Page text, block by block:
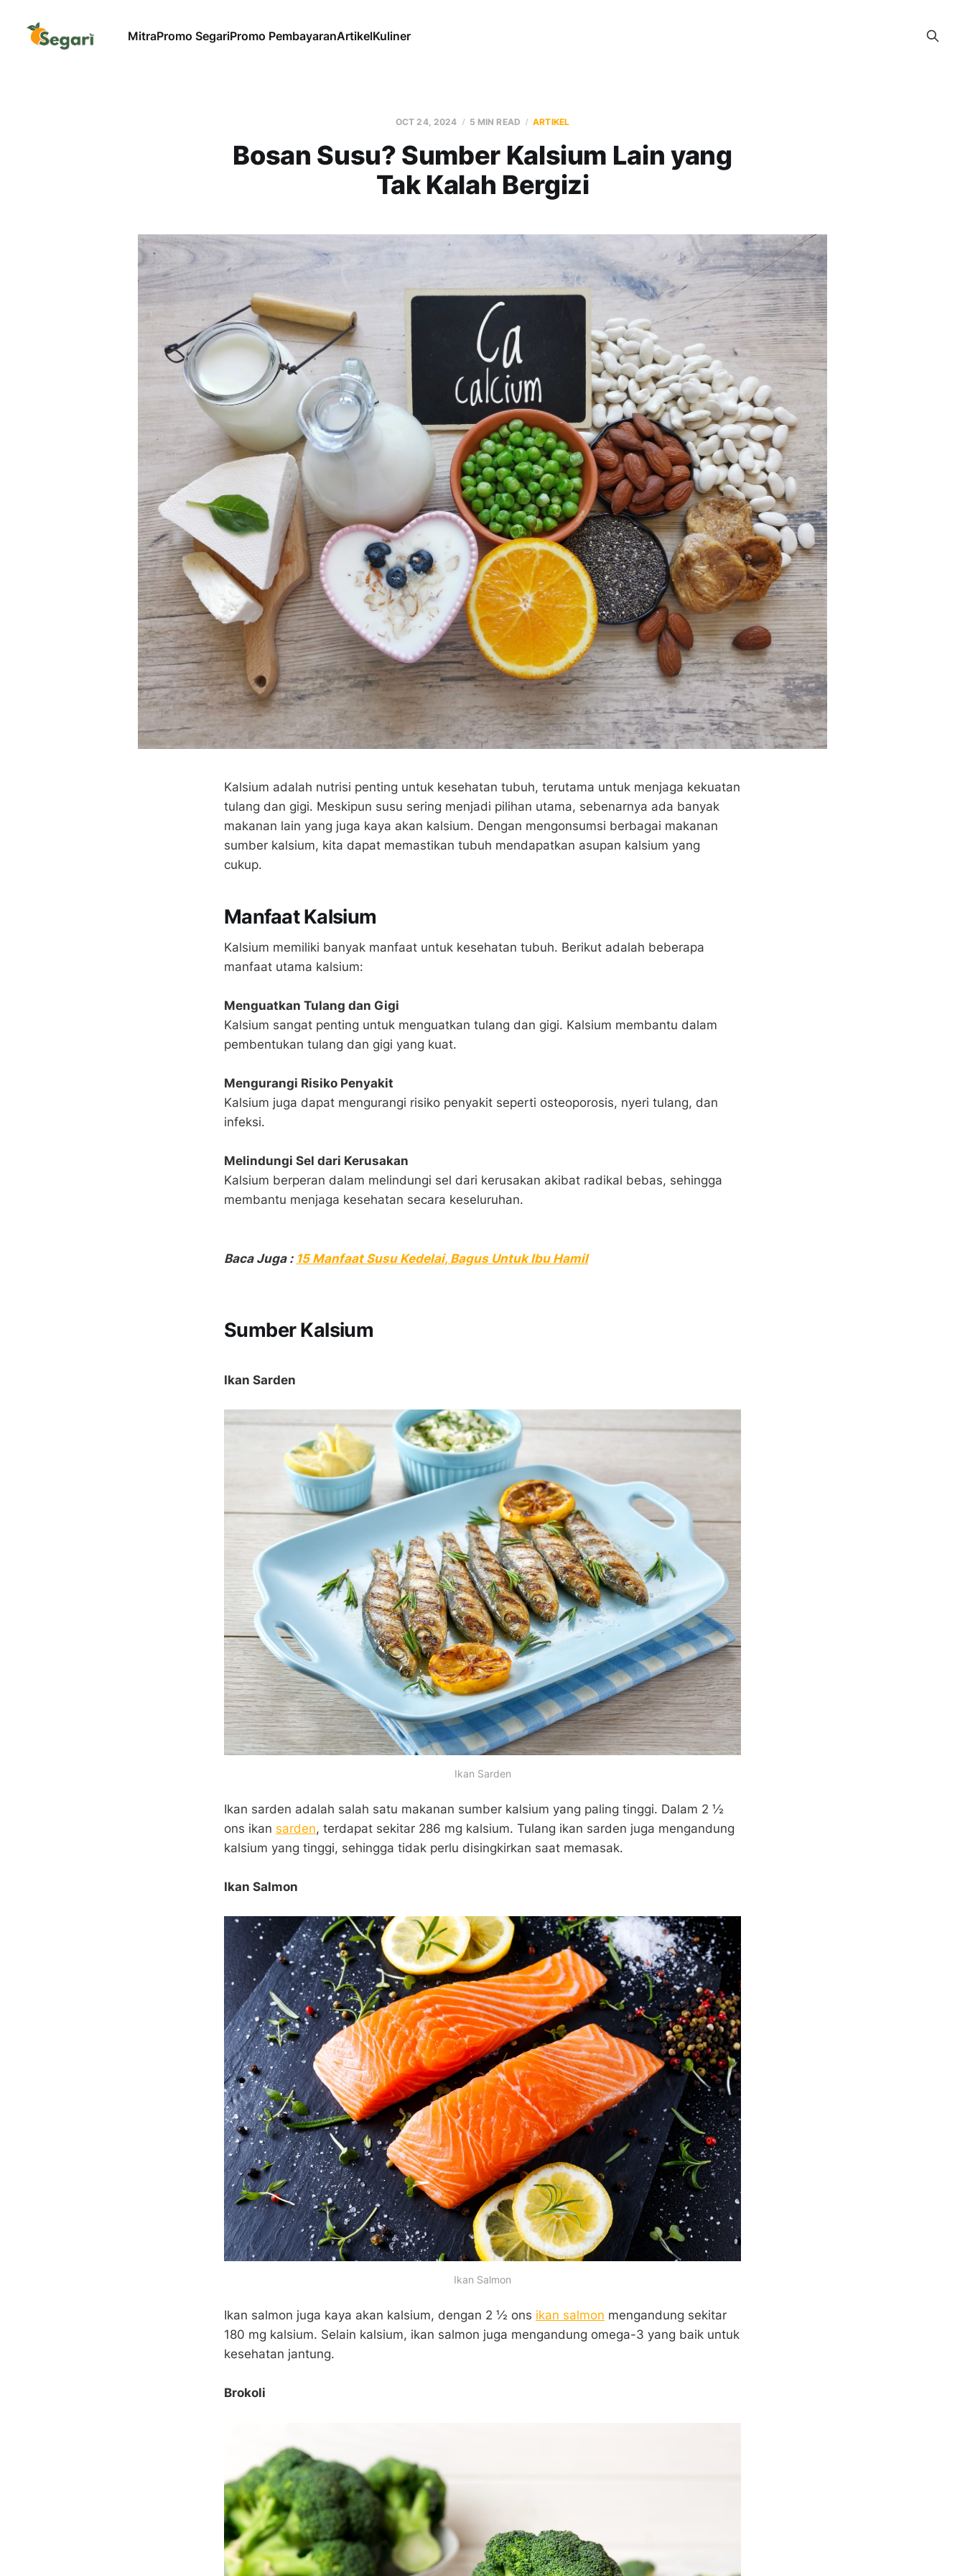
MitraPromo SegariPromo PembayaranArtikelKuliner
OCT 24, 2024 5 MIN READ ARTIKEL
Bosan Susu? Sumber Kalsium Lain yang
Tak Kalah Bergizi
Kalsium adalah nutrisi penting untuk kesehatan tubuh, terutama untuk menjaga kekuatan
tulang dan gigi. Meskipun susu sering menjadi pilihan utama, sebenarnya ada banyak
makanan lain yang juga kaya akan kalsium. Dengan mengonsumsi berbagai makanan
sumber kalsium, kita dapat memastikan tubuh mendapatkan asupan kalsium yang
cukup.
Manfaat Kalsium
Kalsium memiliki banyak manfaat untuk kesehatan tubuh. Berikut adalah beberapa
manfaat utama kalsium:
Menguatkan Tulang dan Gigi
Kalsium sangat penting untuk menguatkan tulang dan gigi. Kalsium membantu dalam
pembentukan tulang dan gigi yang kuat.
Mengurangi Risiko Penyakit
Kalsium juga dapat mengurangi risiko penyakit seperti osteoporosis, nyeri tulang, dan
infeksi.
Melindungi Sel dari Kerusakan
Kalsium berperan dalam melindungi sel dari kerusakan akibat radikal bebas, sehingga
membantu menjaga kesehatan secara keseluruhan.
Baca Juga : 15 Manfaat Susu Kedelai, Bagus Untuk Ibu Hamil
Sumber Kalsium
Ikan Sarden
Ikan Sarden
Ikan sarden adalah salah satu makanan sumber kalsium yang paling tinggi. Dalam 2 ½
ons ikan sarden, terdapat sekitar 286 mg kalsium. Tulang ikan sarden juga mengandung
kalsium yang tinggi, sehingga tidak perlu disingkirkan saat memasak.
Ikan Salmon
Ikan Salmon
Ikan salmon juga kaya akan kalsium, dengan 2 ½ ons ikan salmon mengandung sekitar
180 mg kalsium. Selain kalsium, ikan salmon juga mengandung omega-3 yang baik untuk
kesehatan jantung.
Brokoli